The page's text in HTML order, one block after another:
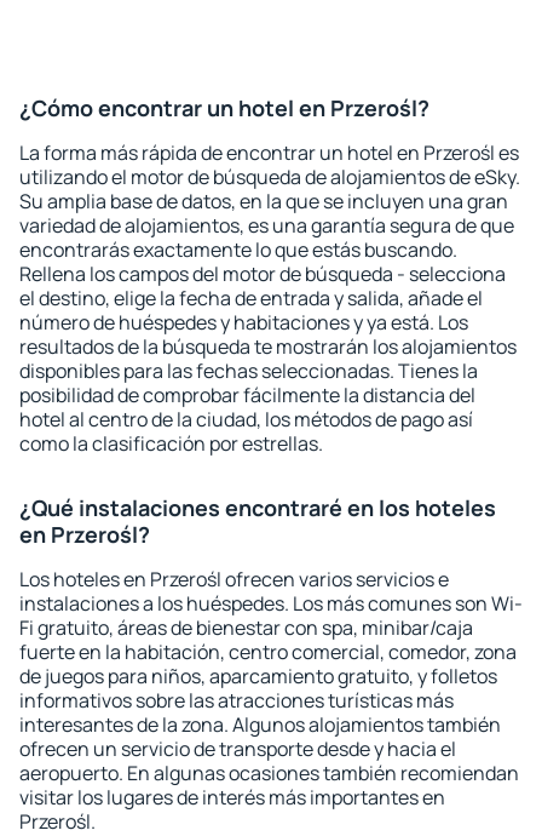
¿Cómo encontrar un hotel en Przerośl?
La forma más rápida de encontrar un hotel en Przerośl es
utilizando el motor de búsqueda de alojamientos de eSky.
Su amplia base de datos, en la que se incluyen una gran
variedad de alojamientos, es una garantía segura de que
encontrarás exactamente lo que estás buscando.
Rellena los campos del motor de búsqueda - selecciona
el destino, elige la fecha de entrada y salida, añade el
número de huéspedes y habitaciones y ya está. Los
resultados de la búsqueda te mostrarán los alojamientos
disponibles para las fechas seleccionadas. Tienes la
posibilidad de comprobar fácilmente la distancia del
hotel al centro de la ciudad, los métodos de pago así
como la clasificación por estrellas.
¿Qué instalaciones encontraré en los hoteles
en Przerośl?
Los hoteles en Przerośl ofrecen varios servicios e
instalaciones a los huéspedes. Los más comunes son Wi-
Fi gratuito, áreas de bienestar con spa, minibar/caja
fuerte en la habitación, centro comercial, comedor, zona
de juegos para niños, aparcamiento gratuito, y folletos
informativos sobre las atracciones turísticas más
interesantes de la zona. Algunos alojamientos también
ofrecen un servicio de transporte desde y hacia el
aeropuerto. En algunas ocasiones también recomiendan
visitar los lugares de interés más importantes en
Przerośl.